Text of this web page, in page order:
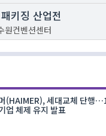
키징 산업전
원컨벤션센터
(HAIMER), 세대교체 단행
업 체제 유지 발표